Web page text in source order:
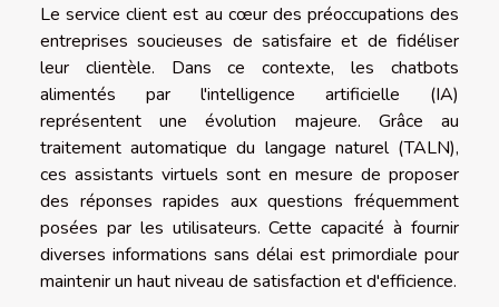
Le service client est au cœur des préoccupations des
entreprises soucieuses de satisfaire et de fidéliser
leur clientèle. Dans ce contexte, les chatbots
alimentés par l'intelligence artificielle (IA)
représentent une évolution majeure. Grâce au
traitement automatique du langage naturel (TALN),
ces assistants virtuels sont en mesure de proposer
des réponses rapides aux questions fréquemment
posées par les utilisateurs. Cette capacité à fournir
diverses informations sans délai est primordiale pour
maintenir un haut niveau de satisfaction et d'efficience.